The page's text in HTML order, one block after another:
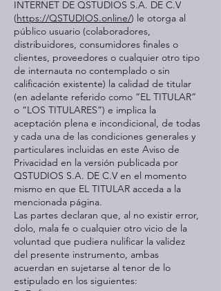
INTERNET DE QSTUDIOS S.A. DE C.V
(https://QSTUDIOS.online/) le otorga al
público usuario (colaboradores,
distribuidores, consumidores finales o
clientes, proveedores o cualquier otro tipo
de internauta no contemplado o sin
calificación existente) la calidad de titular
(en adelante referido como “EL TITULAR”
o “LOS TITULARES”) e implica la
aceptación plena e incondicional, de todas
y cada una de las condiciones generales y
particulares incluidas en este Aviso de
Privacidad en la versión publicada por
QSTUDIOS S.A. DE C.V en el momento
mismo en que EL TITULAR acceda a la
mencionada página.
Las partes declaran que, al no existir error,
dolo, mala fe o cualquier otro vicio de la
voluntad que pudiera nulificar la validez
del presente instrumento, ambas
acuerdan en sujetarse al tenor de lo
estipulado en los siguientes: